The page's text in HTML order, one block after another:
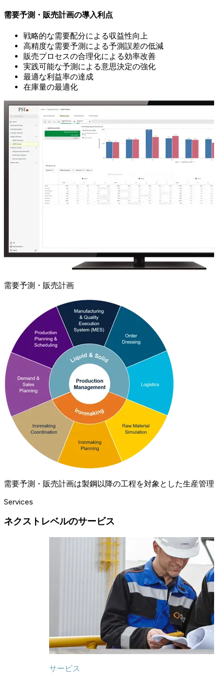
需要予測・販売計画の導入利点
戦略的な需要配分による収益性向上
高精度な需要予測による予測誤差の低減
販売プロセスの合理化による効率改善
実践可能な予測による意思決定の強化
最適な利益率の達成
在庫量の最適化
需要予測・販売計画
需要予測・販売計画は製鋼以降の工程を対象とした生産管理
Services
ネクストレベルのサービス
サービス